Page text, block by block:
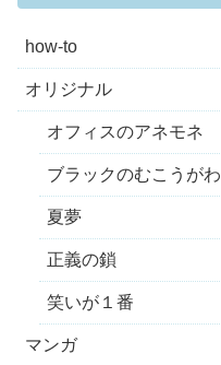
how-to
オリジナル
オフィスのアネモネ
ブラックのむこうがわ
夏夢
正義の鎖
笑いが１番
マンガ